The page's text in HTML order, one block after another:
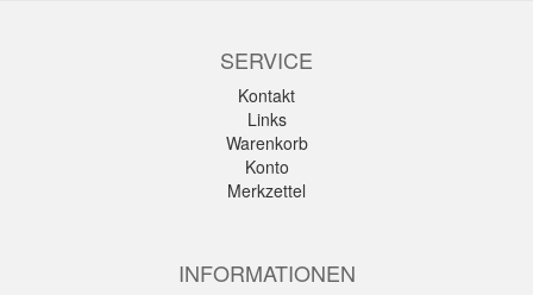
SERVICE
Kontakt
Links
Warenkorb
Konto
Merkzettel
INFORMATIONEN